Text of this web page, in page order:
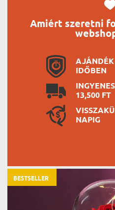
Amiért szeretni
IDŐBEN
13,500 FT
NAPIG
BESTSELLER